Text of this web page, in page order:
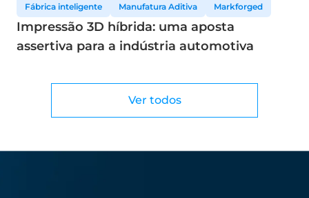
Ver todos
Fábrica inteligente Manufatura Aditiva Markforged
Impressão 3D híbrida: uma aposta
assertiva para a indústria automotiva